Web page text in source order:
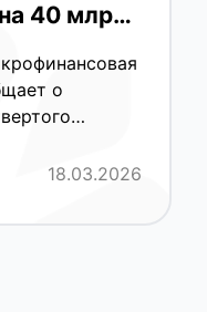
40 млрд
о
интерес к
короткие
в 40
18.03.2026